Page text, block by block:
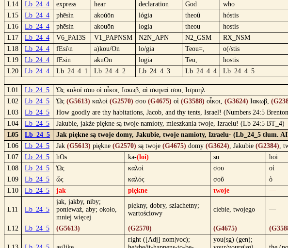
L14 Lb_24_4 express hear declaration God who
L15
Lb_24_4 phēsìn akoúōn lógia theoû hóstis
L16
Lb_24_4 phēsin akouōn logia theou hostis
L17
Lb_24_4 V6_PAI3S V1_PAPNSM N2N_APN N2_GSM RX_NSM
L18
Lb_24_4 fEsi\n a)kou/On lo/gia Teou=, o(/stis
L19
Lb_24_4 fEsin akuOn logia Teu, hostis
L20
Lb_24_4 Lb_24_4_1 Lb_24_4_2 Lb_24_4_3 Lb_24_4_4 Lb_24_4_5
L01 Lb_24_5
Ὡς καλοί σου οἱ οἶκοι, Ιακωβ, αἱ σκηναί σου, Ισραηλ·
L02
Lb_24_5 Ὡς (G5613) καλοί (G2570) σου (G4675) οἱ (G3588) οἶκοι, (G3624) Ιακωβ,
L03
Lb_24_5
How goodly are thy habitations, Jacob, and thy tents, Israel! (Numbers 24:5
L04
Lb_24_5
Jakubie, jakże piękne są twoje namioty, mieszkania twoje, Izraelu! (Lb 24:5 BT_4)
L05
Lb_24_5
Jak piękne są twoje domy, Jakubie, twoje namioty, Izraelu· (Lb_24_5 tłum.
L06
Lb_24_5 Jak (G5613) piękne (G2570) są twoje (G4675) domy (G3624), Jakubie (G2384),
L07
Lb_24_5 hOs ka-(loi) su hoi
L08
Lb_24_5 Ὡς καλοί σου οἱ
L09
Lb_24_5 ὥς καλός σοῦ ὁ
L10
Lb_24_5 jak piękne twoje —
L11 Lb_24_5
jak, jakby, niby;
ponieważ, aby; około,
mniej więcej
piękny, dobry, szlachetny;
wartościowy
ciebie, twojego —
L12 Lb_24_5 (G5613) (G2570) (G4675)
right ([Adj] nom|voc);
you(sg) (gen);